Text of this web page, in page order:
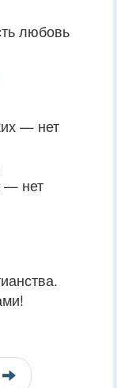
любовь
— нет
— нет